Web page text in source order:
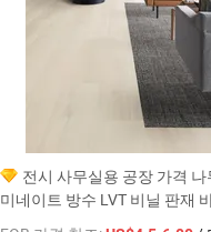
전시 사무실용 공장 가격
미네이트 방수 LVT 비닐 판재